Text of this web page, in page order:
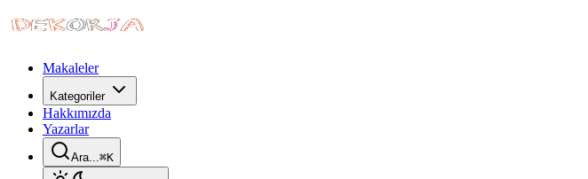
Makaleler
Kategoriler
Hakkımızda
Yazarlar
Ara...⌘K